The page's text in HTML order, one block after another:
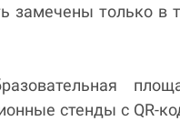
замечены только в
стенды с QR-